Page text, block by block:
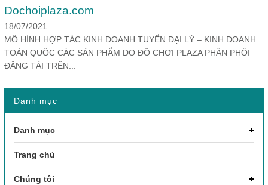
Dochoiplaza.com
18/07/2021
MÔ HÌNH HỢP TÁC KINH DOANH TUYỂN ĐẠI LÝ – KINH DOANH
TOÀN QUỐC CÁC SẢN PHẨM DO ĐỒ CHƠI PLAZA PHÂN PHỐI
ĐĂNG TẢI TRÊN...
Danh mục
Danh mục
Trang chủ
Chúng tôi